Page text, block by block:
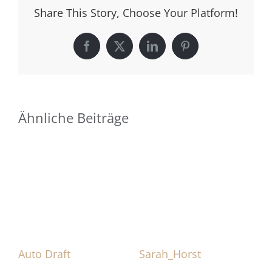
Share This Story, Choose Your Platform!
Facebook
X LinkedInPinterest
Ähnliche Beiträge
Auto Draft Sarah_Horst